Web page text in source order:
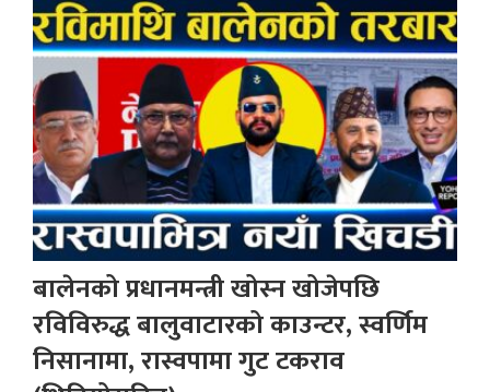
बालेनको प्रधानमन्त्री खोस्न खोजेपछि
रविविरुद्ध बालुवाटारको काउन्टर, स्वर्णिम
निसानामा, रास्वपामा गुट टकराव